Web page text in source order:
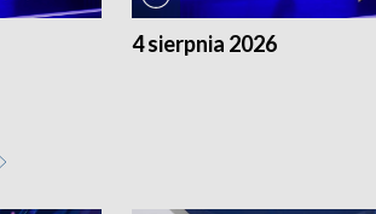
4 sierpnia 2026